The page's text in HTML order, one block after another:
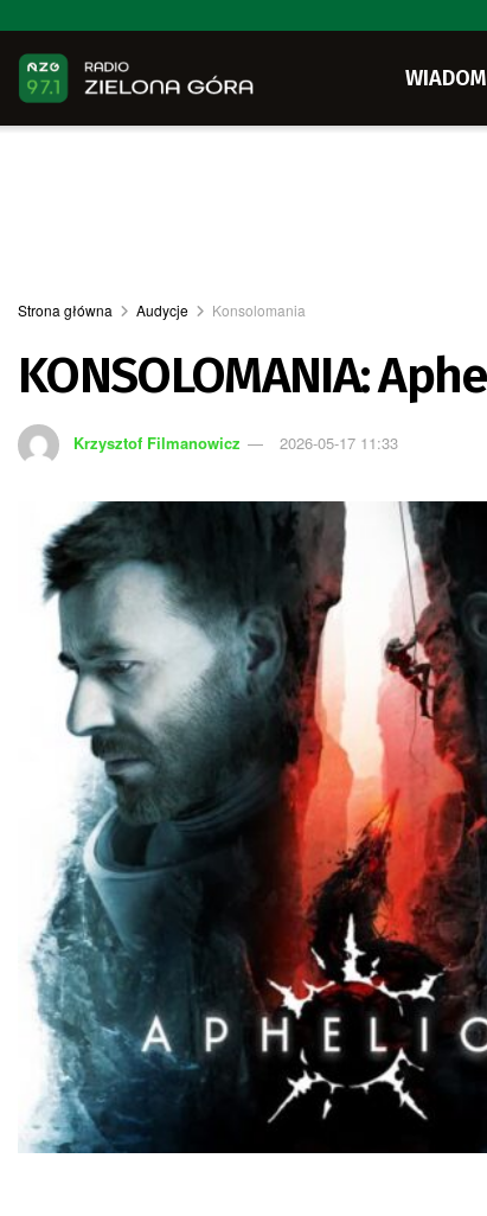
Strona główna Audycje Konsolomania
KONSOLOMANIA:
Krzysztof Filmanowicz 2026-05-17 11:33